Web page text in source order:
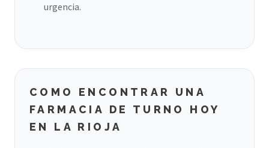
urgencia.
COMO ENCONTRAR UNA
FARMACIA DE TURNO HOY
EN LA RIOJA